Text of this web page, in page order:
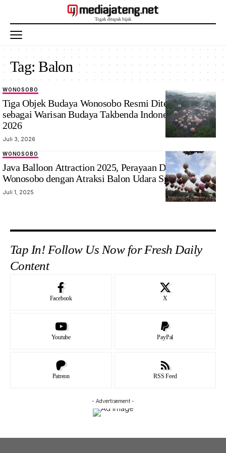
Tag:Balon
WONOSOBO
‎Tiga Objek Budaya Wonosobo Resmi Ditetapkan
sebagai Warisan Budaya Takbenda Indonesia Tahun
2026
Juli 3, 2026
WONOSOBO
Java Balloon Attraction 2025, Perayaan Dua Abad
Wonosobo dengan Atraksi Balon Udara Spektakuler
Juli 1, 2025
Tap In! Follow Us Now for Fresh Daily
Content
Facebook X
Youtube PayPal
Patreon RSS Feed
- Advertisement -